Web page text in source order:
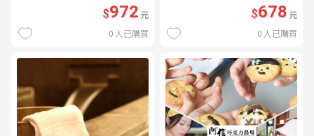
$972元
0 人已購買
$678元
0 人已購買